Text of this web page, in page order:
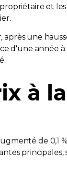
et
une
d'une année
à
de 0,1